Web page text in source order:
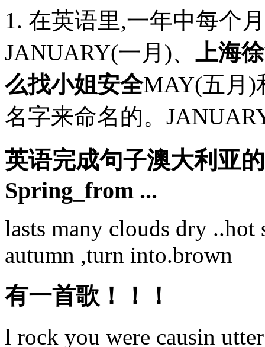
1. 在英语里,一年中每个
JANUARY(一月)、 上海
么找小姐安全MAY(五月)
名字来命名的。
英语完成句子澳大利亚
Spring_from ...
lasts many clouds dry ..hot
autumn ,turn into.brown
有一首歌！！！
l rock you were causin